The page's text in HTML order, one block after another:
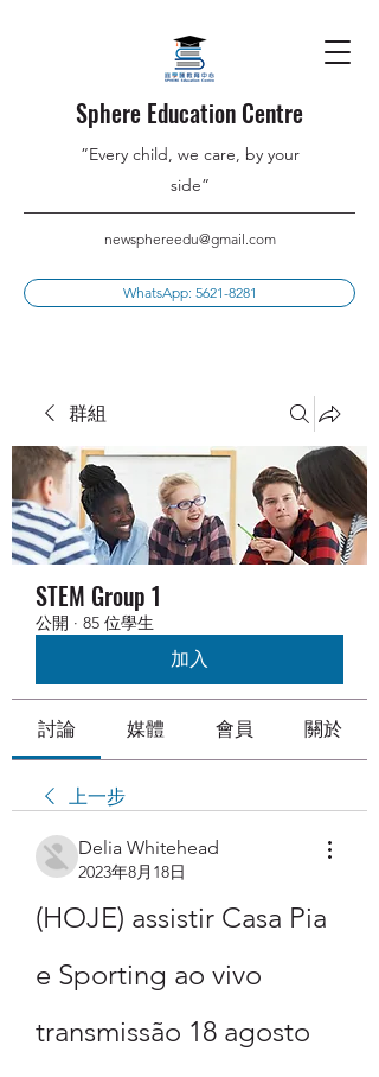
Sphere Education Centre
”Every child, we care, by your
side”
newsphereedu@gmail.com
WhatsApp: 5621-8281
群組
STEM Group 1
公開 · 85 位學生
加入
討論 媒體 會員 關於
上一步
Delia Whitehead
2023年8月18日
(HOJE) assistir Casa Pia
e Sporting ao vivo
transmissão 18 agosto